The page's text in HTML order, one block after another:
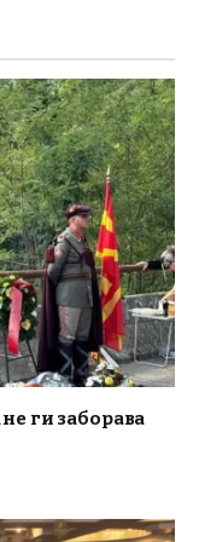
ги заборава